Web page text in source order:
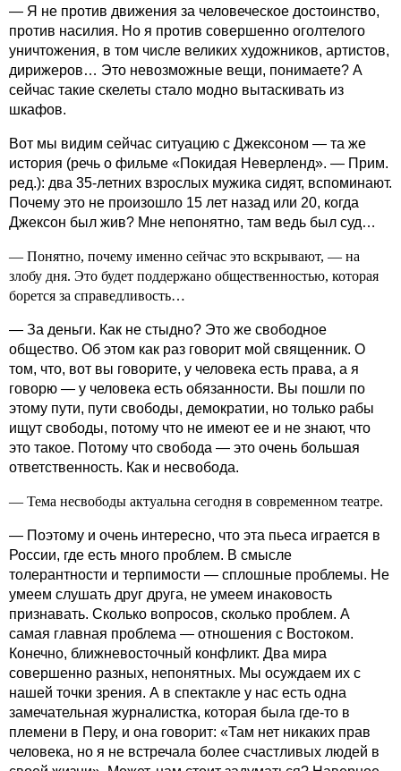
— Я не против движения за человеческое достоинство,
против насилия. Но я против совершенно оголтелого
уничтожения, в том числе великих художников, артистов,
дирижеров… Это невозможные вещи, понимаете? А
сейчас такие скелеты стало модно вытаскивать из
шкафов.
Вот мы видим сейчас ситуацию с Джексоном — та же
история (речь о фильме «Покидая Неверленд». — Прим.
ред.): два 35-летних взрослых мужика сидят, вспоминают.
Почему это не произошло 15 лет назад или 20, когда
Джексон был жив? Мне непонятно, там ведь был суд…
— Понятно, почему именно сейчас это вскрывают, — на
злобу дня. Это будет поддержано общественностью, которая
борется за справедливость…
— За деньги. Как не стыдно? Это же свободное
общество. Об этом как раз говорит мой священник. О
том, что, вот вы говорите, у человека есть права, а я
говорю — у человека есть обязанности. Вы пошли по
этому пути, пути свободы, демократии, но только рабы
ищут свободы, потому что не имеют ее и не знают, что
это такое. Потому что свобода — это очень большая
ответственность. Как и несвобода.
— Тема несвободы актуальна сегодня в современном театре.
— Поэтому и очень интересно, что эта пьеса играется в
России, где есть много проблем. В смысле
толерантности и терпимости — сплошные проблемы. Не
умеем слушать друг друга, не умеем инаковость
признавать. Сколько вопросов, сколько проблем. А
самая главная проблема — отношения с Востоком.
Конечно, ближневосточный конфликт. Два мира
совершенно разных, непонятных. Мы осуждаем их с
нашей точки зрения. А в спектакле у нас есть одна
замечательная журналистка, которая была где‑то в
племени в Перу, и она говорит: «Там нет никаких прав
человека, но я не встречала более счастливых людей в